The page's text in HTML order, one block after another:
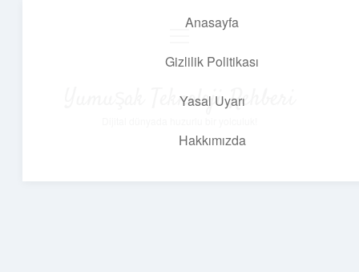
Anasayfa
Gizlilik Politikası
Yasal Uyarı
Hakkımızda
Yumuşak Teknoloji Rehberi